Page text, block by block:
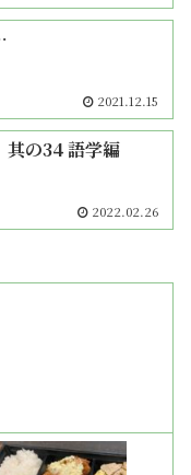
2021.12.15
の34 語学編
2022.02.26